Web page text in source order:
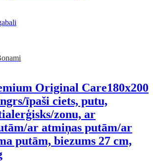
Original Care180x200
īpaši ciets, putu,
zonu, ar
ar atmiņas putām/ar
putām, biezums 27 cm,